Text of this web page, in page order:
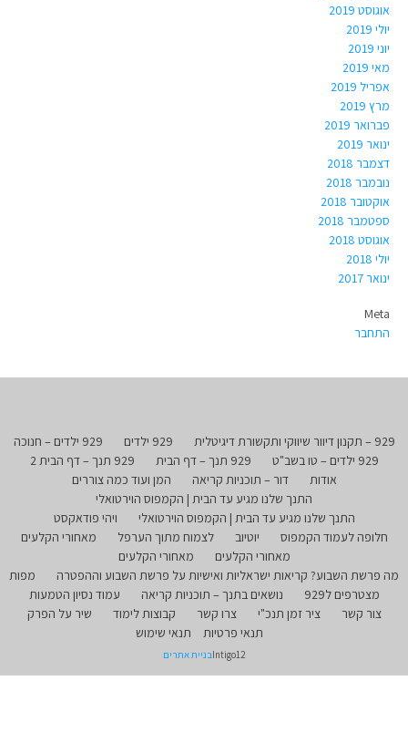
אוגוסט 2019
יולי 2019
יוני 2019
מאי 2019
אפריל 2019
מרץ 2019
פברואר 2019
ינואר 2019
דצמבר 2018
נובמבר 2018
אוקטובר 2018
ספטמבר 2018
אוגוסט 2018
יולי 2018
ינואר 2017
Meta
התחבר
929 – תקנון דיוור שיווקי ותקשורת דיגיטלית 929 ילדים
929 ילדים – חנוכה
929 ילדים – טו בשב"ט
929 תנך – דף הבית
929 תנך – דף הבית 2
אודות
דור – תוכניות קריאה
המן ועוד כמה צוררים
התנך שלנו מגיע עד הבית | הקמפוס הוירטואלי
התנך שלנו מגיע עד הבית | הקמפוס הוירטואלי
ויהי פודאקסט
חלופה לעמוד הקמפוס
יוטיוב לצמוח מתוך הערפל
מאחורי הקלעים
מאחורי הקלעים
מאחורי הקלעים
מה פרשת השבוע? קריאות ישראליות ואישיות על פרשת השבוע וההפטרה
מפות
מצטרפים ל929
נושאים בתנך – תוכניות קריאה
עמוד נסיון הטמעות
צור קשר
ציר זמן תנכ"י צרו קשר קבוצות לימוד
שיר על הפרק
תנאי פרטיות
תנאי שימוש
Intigo12בניית אתרים